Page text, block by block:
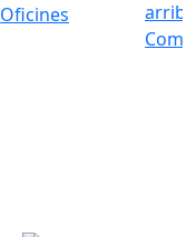
Oficines
Com